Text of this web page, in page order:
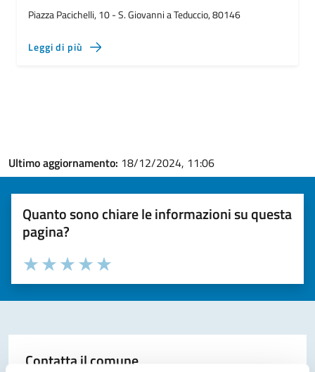
Piazza Pacichelli, 10 - S. Giovanni a Teduccio, 80146
Leggi di più
Ultimo aggiornamento: 18/12/2024, 11:06
Quanto sono chiare le informazioni su questa
pagina?
Valuta la chiarezza delle informazioni (da 1 a 5 stelle)
Seleziona il numero di stelle per valutare la chiarezza delle
Valuta 5 stelle su 5
Valuta 4 stelle su 5
Valuta 3 stelle su 5
Valuta 2 stelle su 5
Valuta 1 stelle su 5
Contatta il comune